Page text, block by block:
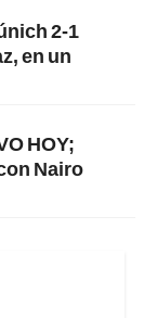
2-1
en un
HOY;
Nairo